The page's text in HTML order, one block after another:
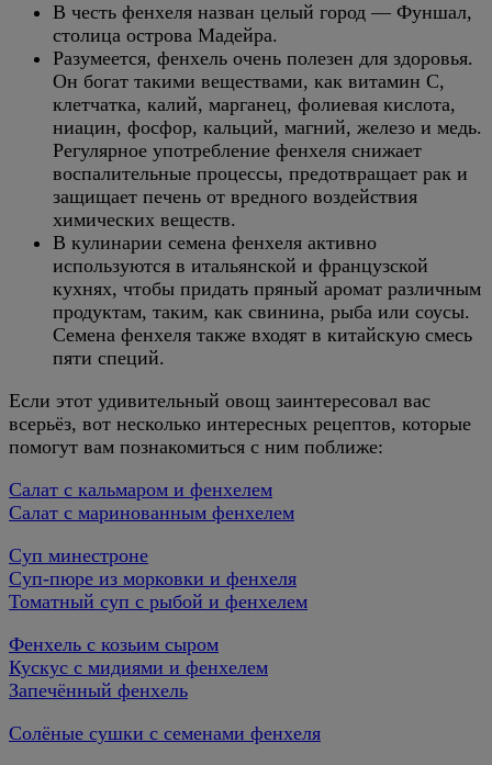
В честь фенхеля назван целый город — Фуншал,
столица острова Мадейра.
Разумеется, фенхель очень полезен для здоровья.
Он богат такими веществами, как витамин C,
клетчатка, калий, марганец, фолиевая кислота,
ниацин, фосфор, кальций, магний, железо и медь.
Регулярное употребление фенхеля снижает
воспалительные процессы, предотвращает рак и
защищает печень от вредного воздействия
химических веществ.
В кулинарии семена фенхеля активно
используются в итальянской и французской
кухнях, чтобы придать пряный аромат различным
продуктам, таким, как свинина, рыба или соусы.
Семена фенхеля также входят в китайскую смесь
пяти специй.
Если этот удивительный овощ заинтересовал вас
всерьёз, вот несколько интересных рецептов, которые
помогут вам познакомиться с ним поближе:
Салат с кальмаром и фенхелем
Салат с маринованным фенхелем
Суп минестроне
Суп-пюре из морковки и фенхеля
Томатный суп с рыбой и фенхелем
Фенхель с козьим сыром
Кускус с мидиями и фенхелем
Запечённый фенхель
Солёные сушки с семенами фенхеля